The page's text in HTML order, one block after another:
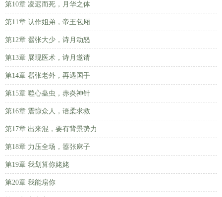
第10章 凌迟而死，月华之体
第11章 认作姐弟，帝王包厢
第12章 嚣张大少，诗月动怒
第13章 展现医术，诗月邀请
第14章 嚣张老外，再遇国手
第15章 噬心蛊虫，赤炎神针
第16章 震惊众人，语柔求救
第17章 出来混，要有背景势力
第18章 力压全场，嚣张麻子
第19章 我划算你姥姥
第20章 我能扇你